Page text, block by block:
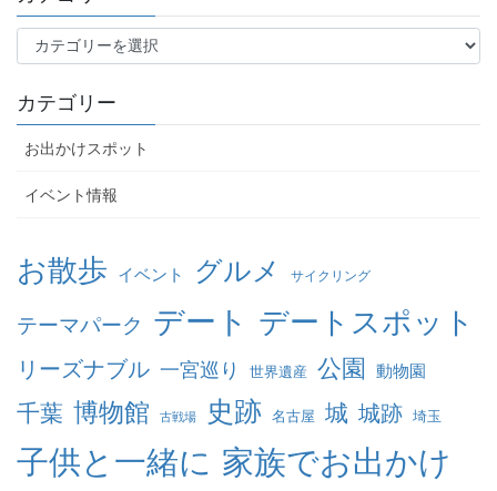
テ
リ
ー
カテゴリー
お出かけスポット
イベント情報
お散歩 イベント グルメ サイクリング
テーマパーク デート デートスポット
リーズナブル 一宮巡り 世界遺産 公園 動物園
千葉 博物館 古戦場 史跡 名古屋 城 城跡 埼玉
子供と一緒に 家族でお出かけ